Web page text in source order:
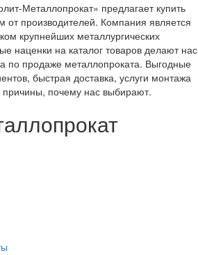
Металлопрокат» предлагает купить
от производителей. Компания является
крупнейших металлургических
наценки на каталог товаров делают нас
по продаже металлопроката. Выгодные
быстрая доставка, услуги монтажа
почему нас выбирают.